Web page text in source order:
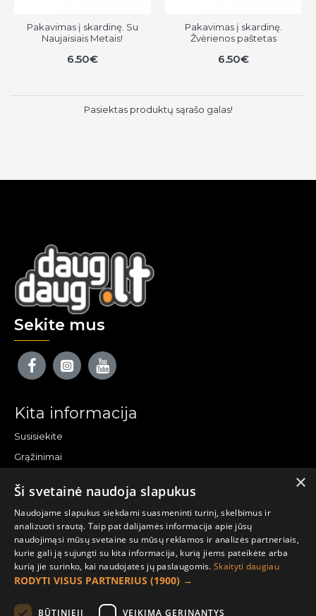
Pakavimas į skardinę. Su
Naujaisiais Metais!
6.50€
Pakavimas į skardinę.
Žvėrienos paštetas
6.50€
Pasiektas produktų sąrašo galas!
Sekite mus
Kita informacija
Susisiekite
Grąžinimai
Pirkėjo paskyra
Mano paskyra
Užsakymai
Naujienlaiškiai
×
Ši svetainė naudoja slapukus
Naudojame slapukus siekdami suasmeninti turinį, skelbimus ir
analizuoti srautą. Taip pat dalijamės informacija apie jūsų
naudojimąsi mūsų svetaine su mūsų reklamos ir analizės partneriais,
kurie gali ją sujungti su kita informacija, kurią jiems pateikėte arba
kurią jie surinko, kai naudojatės jų paslaugomis.Skaityti daugiau
RODYTI VISUS PARTNERIUS (1900) →
BŪTINIEJI VEIKIMĄ GERINANTYS